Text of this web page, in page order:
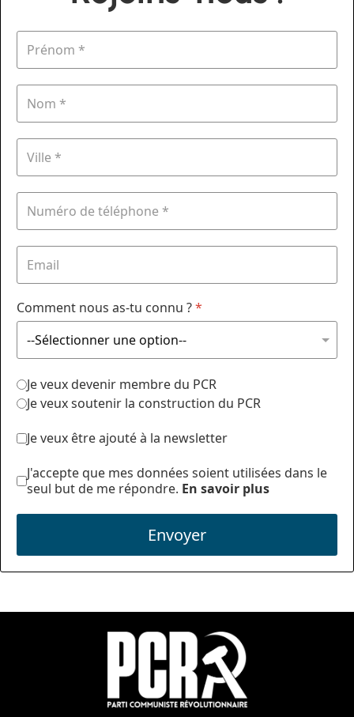
Comment nous as-tu connu ?*
Je veux devenir membre du PCR
Je veux soutenir la construction du PCR
Je veux être ajouté à la newsletter
J'accepte que mes données soient utilisées dans le
seul but de me répondre. En savoir plus
Envoyer